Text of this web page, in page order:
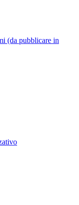
(da pubblicare in